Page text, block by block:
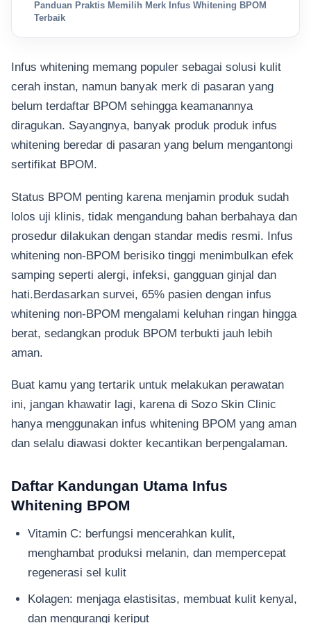
Panduan Praktis Memilih Merk Infus Whitening BPOM
Terbaik
Infus whitening memang populer sebagai solusi kulit
cerah instan, namun banyak merk di pasaran yang
belum terdaftar BPOM sehingga keamanannya
diragukan. Sayangnya, banyak produk produk infus
whitening beredar di pasaran yang belum mengantongi
sertifikat BPOM.
Status BPOM penting karena menjamin produk sudah
lolos uji klinis, tidak mengandung bahan berbahaya dan
prosedur dilakukan dengan standar medis resmi. Infus
whitening non-BPOM berisiko tinggi menimbulkan efek
samping seperti alergi, infeksi, gangguan ginjal dan
hati.Berdasarkan survei, 65% pasien dengan infus
whitening non-BPOM mengalami keluhan ringan hingga
berat, sedangkan produk BPOM terbukti jauh lebih
aman.
Buat kamu yang tertarik untuk melakukan perawatan
ini, jangan khawatir lagi, karena di Sozo Skin Clinic
hanya menggunakan infus whitening BPOM yang aman
dan selalu diawasi dokter kecantikan berpengalaman.
Daftar Kandungan Utama Infus
Whitening BPOM
Vitamin C: berfungsi mencerahkan kulit,
menghambat produksi melanin, dan mempercepat
regenerasi sel kulit
Kolagen: menjaga elastisitas, membuat kulit kenyal,
dan mengurangi keriput